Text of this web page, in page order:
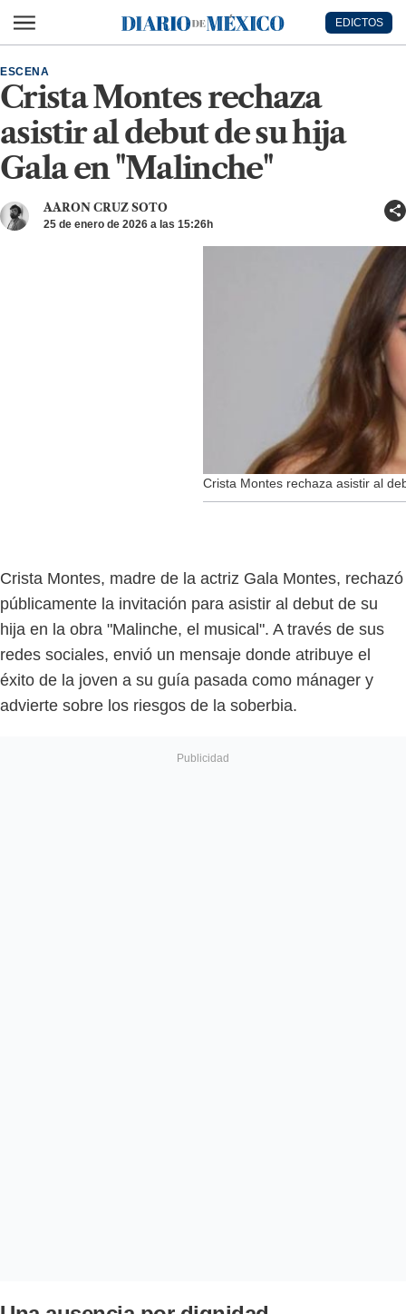
Diario de México
EDICTOS
Crista Montes rechaza
asistir al debut de su hija
Gala en "Malinche"
ESCENA
AARON CRUZ SOTO
25 de enero de 2026 a las 15:26h
Crista Montes rechaza asistir al
Crista Montes, madre de la actriz Gala Montes, rechazó
públicamente la invitación para asistir al debut de su
hija en la obra "Malinche, el musical". A través de sus
redes sociales, envió un mensaje donde atribuye el
éxito de la joven a su guía pasada como mánager y
advierte sobre los riesgos de la soberbia.